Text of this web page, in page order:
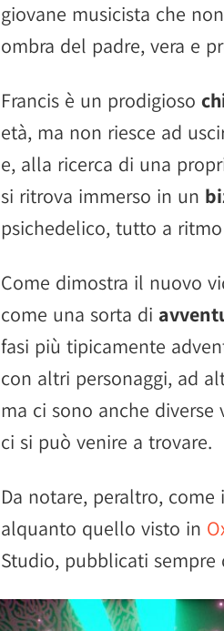
giovane musicista che
ombra del padre, vera e
Francis è un prodigioso
età, ma non riesce ad
e, alla ricerca di una
si ritrova immerso in un
psichedelico, tutto a
Come dimostra il nuovo
come una sorta di
fasi più tipicamente
con altri personaggi, ad
ma ci sono anche
ci si può venire a trovare.
Da notare, peraltro,
alquanto quello visto in
Studio, pubblicati sempre